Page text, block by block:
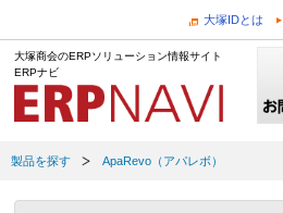
大塚IDとは
大塚商会のERPソリューション情報サイト
ERPナビ
製品を探す ApaRevo（アパレボ）